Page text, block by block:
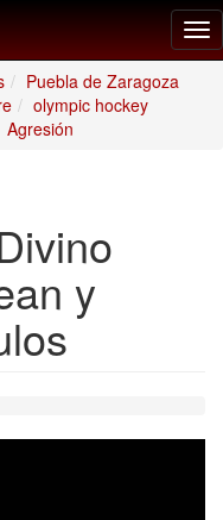
Puebla de Zaragoza
olympic hockey
Agresión
y